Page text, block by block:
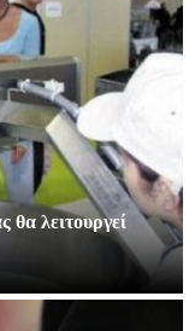
λειτουργεί